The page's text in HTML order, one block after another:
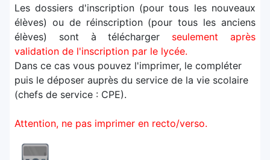
Les dossiers d'inscription (pour tous les nouveaux
élèves) ou de réinscription (pour tous les anciens
élèves) sont à télécharger seulement après
validation de l'inscription par le lycée.
Dans ce cas vous pouvez l'imprimer, le compléter
puis le déposer auprès du service de la vie scolaire
(chefs de service : CPE).
Attention, ne pas imprimer en recto/verso.